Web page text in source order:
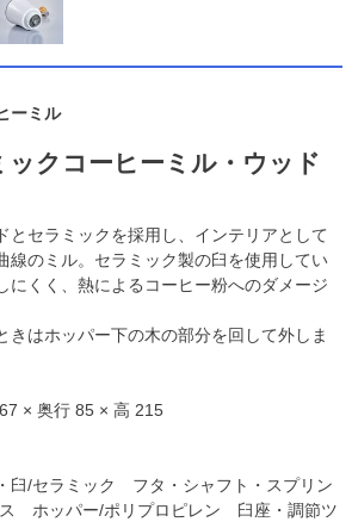
ーミル
クコーヒーミル・ウッド
とセラミックを採用し、インテリアとして
線のミル。セラミック製の臼を使用してい
にくく、熱によるコーヒー粉へのダメージ
きはホッパー下の木の部分を回して外しま
× 奥行 85 × 高 215
臼/セラミック フタ・シャフト・スプリン
ス ホッパー/ポリプロピレン 臼座・調節ツ